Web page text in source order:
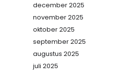
december 2025
november 2025
oktober 2025
september 2025
augustus 2025
juli 2025